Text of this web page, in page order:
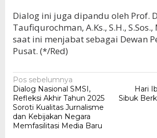
Dialog ini juga dipandu oleh Prof.
Taufiqurochman, A.Ks., S.H., S.Sos.,
saat ini menjabat sebagai Dewan
Pusat. (*/Red)
Navigasi
pos
Pos sebelumnya
Dialog Nasional SMSI,
Refleksi Akhir Tahun 2025
Soroti Kualitas Jurnalisme
dan Kebijakan Negara
Memfasilitasi Media Baru
Hari
Sibuk